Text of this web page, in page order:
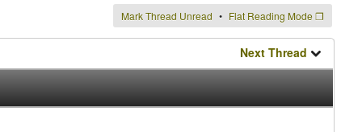
Mark Thread Unread Flat Reading Mode❐
Next Thread